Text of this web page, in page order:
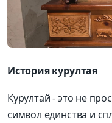
История курултая
Курултай - это не
символ единства и